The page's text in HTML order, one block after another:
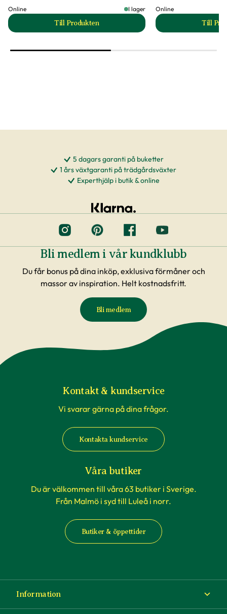
Online
I lager
Till Produkten
till Amaranthus konstgjord produktsida
Online
Till
5 dagars garanti på buketter
1 års växtgaranti på trädgårdsväxter
Experthjälp i butik & online
Bli medlem i vår kundklubb
Du får bonus på dina inköp, exklusiva förmåner och
massor av inspiration. Helt kostnadsfritt.
Bli medlem
Kontakt & kundservice
Vi svarar gärna på dina frågor.
Kontakta kundservice
Våra butiker
Du är välkommen till våra 63 butiker i Sverige.
Från Malmö i syd till Luleå i norr.
Butiker & öppettider
Information